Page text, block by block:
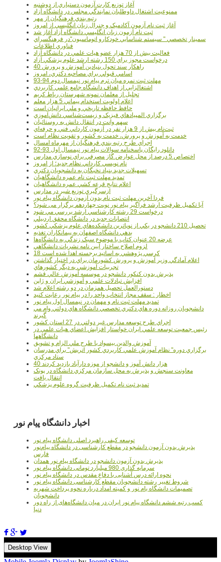
آغاز توزيع کارت آزمون دستياري از دوشنبه
ممنوعيت اشتغال داوطلبان نمايندگي مجلس در دانشگاه آزاد
رتبه بندي فرهنگيان از مهر
آغاز ثبت نام آزمون آکادميک و جنرال زبان انگليسي از امروز
ثبت نام آزمون زبان انگليسي دانشگاه آزاد آغاز شد
سمينار تخصصي " سيستم شناسايي خودکارو اتوماسيون"در فرهنگسراي
فناوري اطلاعات
فعاليت بيش از 70 هزار عضو هيات علمي در دانشگاه آزاد
درخواست مجوز براي 150 رشته ارشد علوم پزشکي آزاد
40 راهکار سند تحول بنيادين آموزش و پرورش
اسامي قبولي براي مصاحبه دکتري، امروز
مهلت ثبت نمره میان ترم پیام نور نیمسال دوم 94-93
اشتغالزايي از اهداف دانشگاه جامع علمي کاربردي
تجليل از معلمان نمونه شهرستان رباط کريم
اعلام اولويت استخدام پيماني 5 هزار معلم
حافظ حافظه تاريخي و ملي ايرانيان است
برگزاري المپيادهاي فيزيک و زيست‌شناسي دانش‌آموزي
سهم وانت در انتقال دانش به روستائيان
ثبت‌نام بيش از 9 هزار نفر در آزمون کارداني فني و حرفه‌اي
خدمت به آموزش و پرورش، خدمت به کشور و تقويت نظام است
اجراي طرح رتبه بندي فرهنگيان از مهرماه امسال
دانلود رایگان پاسخنامه سوالات پیام نور نیمسال اول 93-92
اختصاص 5 درصد از محل عوارض گاز مصرفي براي نوسازي مدارس
نام نويسي کارداني نظام جديد؛ از امروز
تسهيلات جديد بنياد نخبگان به دانشجويان دکتري
تمديد مهلت ثبت نام عمره دانشگاهيان
اعلام نتايج قرعه کشي عمره دانشگاهيان
ازسرگيري توزيع شير در مدارس
فردا آخرین مهلت ثبت نام بدون آزمون دانشگاه پیام نور
آیا تکمیل ظرفیت ارشد فراگیر پیام نور نوبت چهاردهم برگزار می شود؟
درخواست 29 رشته کارشناسي ارشد بررسي مي شود
انتصابات جديد در دانشگاه محقق اردبيلي
تحصيل 210 دانشجو در يکي از نوپاترين دانشکده‌هاي علوم پزشکي کشور
بدهي دانشگاه اصفهان به پيمانکاران تغذيه
عرضه 20 عنوان کتاب با موضوع سبک زندگي به دانشگاه‌ها
لزوم اصلاح ساختار آيين نامه نشريات دانشگاهي
18 کرسي پژوهشي به اساتيد برجسته اهدا شده است
اعلام آمادگي وزير آموزش و پرورش کشورمان براي در اختيار گذاشتن
تجربيات آموزشي به ديگر کشورهاي
پذيرش بدون کنکور دانشجو در موسسه آموزش عالي قشم
افزايش تبادلات علمي و آموزشي ايران و ژاپن
دستورالعمل تحصیل همزمان در دو رشته اعلام شد
اخطار : سقف مجاز انتخاب واحد را در پیام نور رعایت کنید
تمدید مهلت ثبت نام و مهمان در نیمسال اول پیام نور
دانشجويان روزانه دوره هاي دكتري تخصصي دانشگاه هاي دولتي وام مي
گيرند
اجراي طرح توسعه مدارس غير دولتي در 27 استان کشور
رئيس جمعيت توسعه علمي ايران خواستار افزايش اعضاي هيات علمي در
دانشگاهها
آموزش والدين بيسواد با طرح ملي الزام و تشويق
برگزاري دوره" نظام آموزش علمي كاربردي كشور اتريش" براي مدرسان
ستاد مرکزي
40 هزار دانش آموز و دانشجو از موزه دارآباد بازديد کردند
معاونت سنجش و پذيرش به محل سازمان مرکزي دانشگاه در پونک
انتقال يافت
تمديد ثبت نام تکميل ظرفيت گروه علوم پزشکي
اخبار دانشگاه پیام نور
توسعه کیفی راهبرد اصلی دانشگاه پیام نور
پذیرش بدون آزمون دانشجو در مقطع کارشناسی در دانشگاه پیام‌نور
فارس
پذیرش بدون آزمون دانشجو در دانشگاه پیام نور همدان
سرمایه گذاری 980 میلیارد تومانی دانشگاه پیام نور
نحوه ارائه درس آشنایی با دفاع مقدس در دانشگاه پیام نور
شروط تغییر رشته دانشجویان مقطع کارشناسی دانشگاه پیام نور
تصمیمات دانشگاه یام نور و کمیته امداد درباره نحوه پرداخت شهریه
دانشجویان
کسب رتبه ششم دانشگاه پیام نور ایران در میان دانشگاه‌های از راه دور
دنیا
Desktop View